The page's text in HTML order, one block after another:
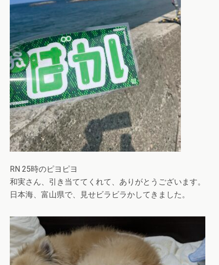
RN 25時のピヨピヨ
和実さん、引き当ててくれて、ありがとうございます。
日本海、富山県で、見せビラビラかしてきました。